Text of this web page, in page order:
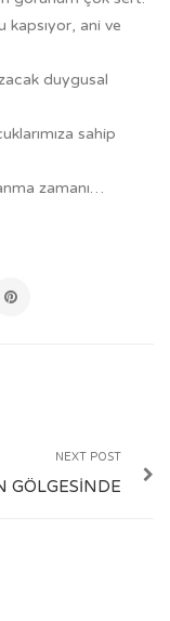
ani ve
duygusal
sahip
zamanı…
NEXT POST
GÖLGESİNDE